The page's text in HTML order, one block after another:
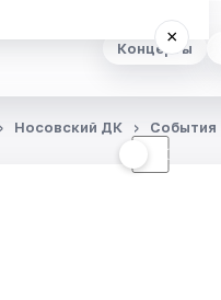
Концерты
×
☾
Носовский ДК События